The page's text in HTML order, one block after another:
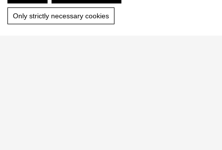
Only strictly necessary cookies
04/07-29/08/2026 - 192 €